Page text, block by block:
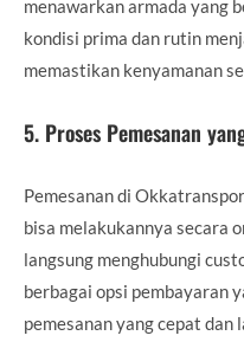
menawarkan armada yang
kondisi prima dan rutin
memastikan kenyamanan
5. Proses Pemesanan
Pemesanan di
bisa melakukannya secara
langsung menghubungi
berbagai opsi pembayaran
pemesanan yang cepat dan